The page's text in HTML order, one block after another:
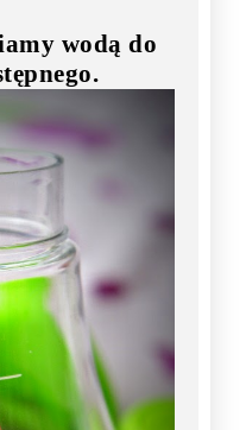
wodą do